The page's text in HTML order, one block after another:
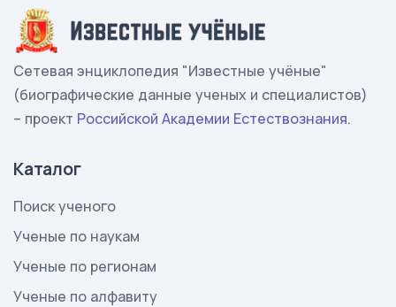
Сетевая энциклопедия "Известные учёные"
(биографические данные ученых и специалистов)
– проект Российской Академии Естествознания.
Каталог
Поиск ученого
Ученые по наукам
Ученые по регионам
Ученые по алфавиту